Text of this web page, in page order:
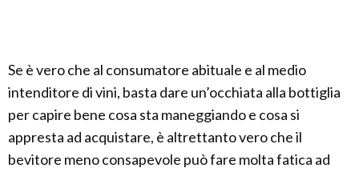
Se è vero che al consumatore abituale e al medio
intenditore di vini, basta dare un’occhiata alla bottiglia
per capire bene cosa sta maneggiando e cosa si
appresta ad acquistare, è altrettanto vero che il
bevitore meno consapevole può fare molta fatica ad